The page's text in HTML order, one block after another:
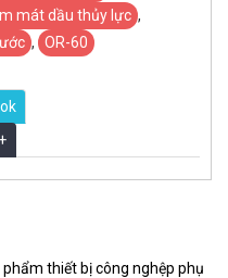
mát dầu thủy lực ,
, OR-60
phẩm thiết bị công nghệp phụ